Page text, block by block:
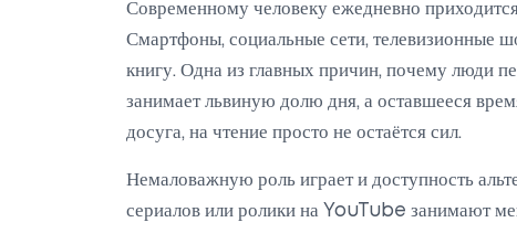
Современному человеку ежедневно
Смартфоны, социальные сети, телевизионные
книгу. Одна из главных причин, почему люди
занимает львиную долю дня, а оставшееся
досуга, на чтение просто не остаётся сил.
Немаловажную роль играет и доступность
сериалов или ролики на YouTube занимают